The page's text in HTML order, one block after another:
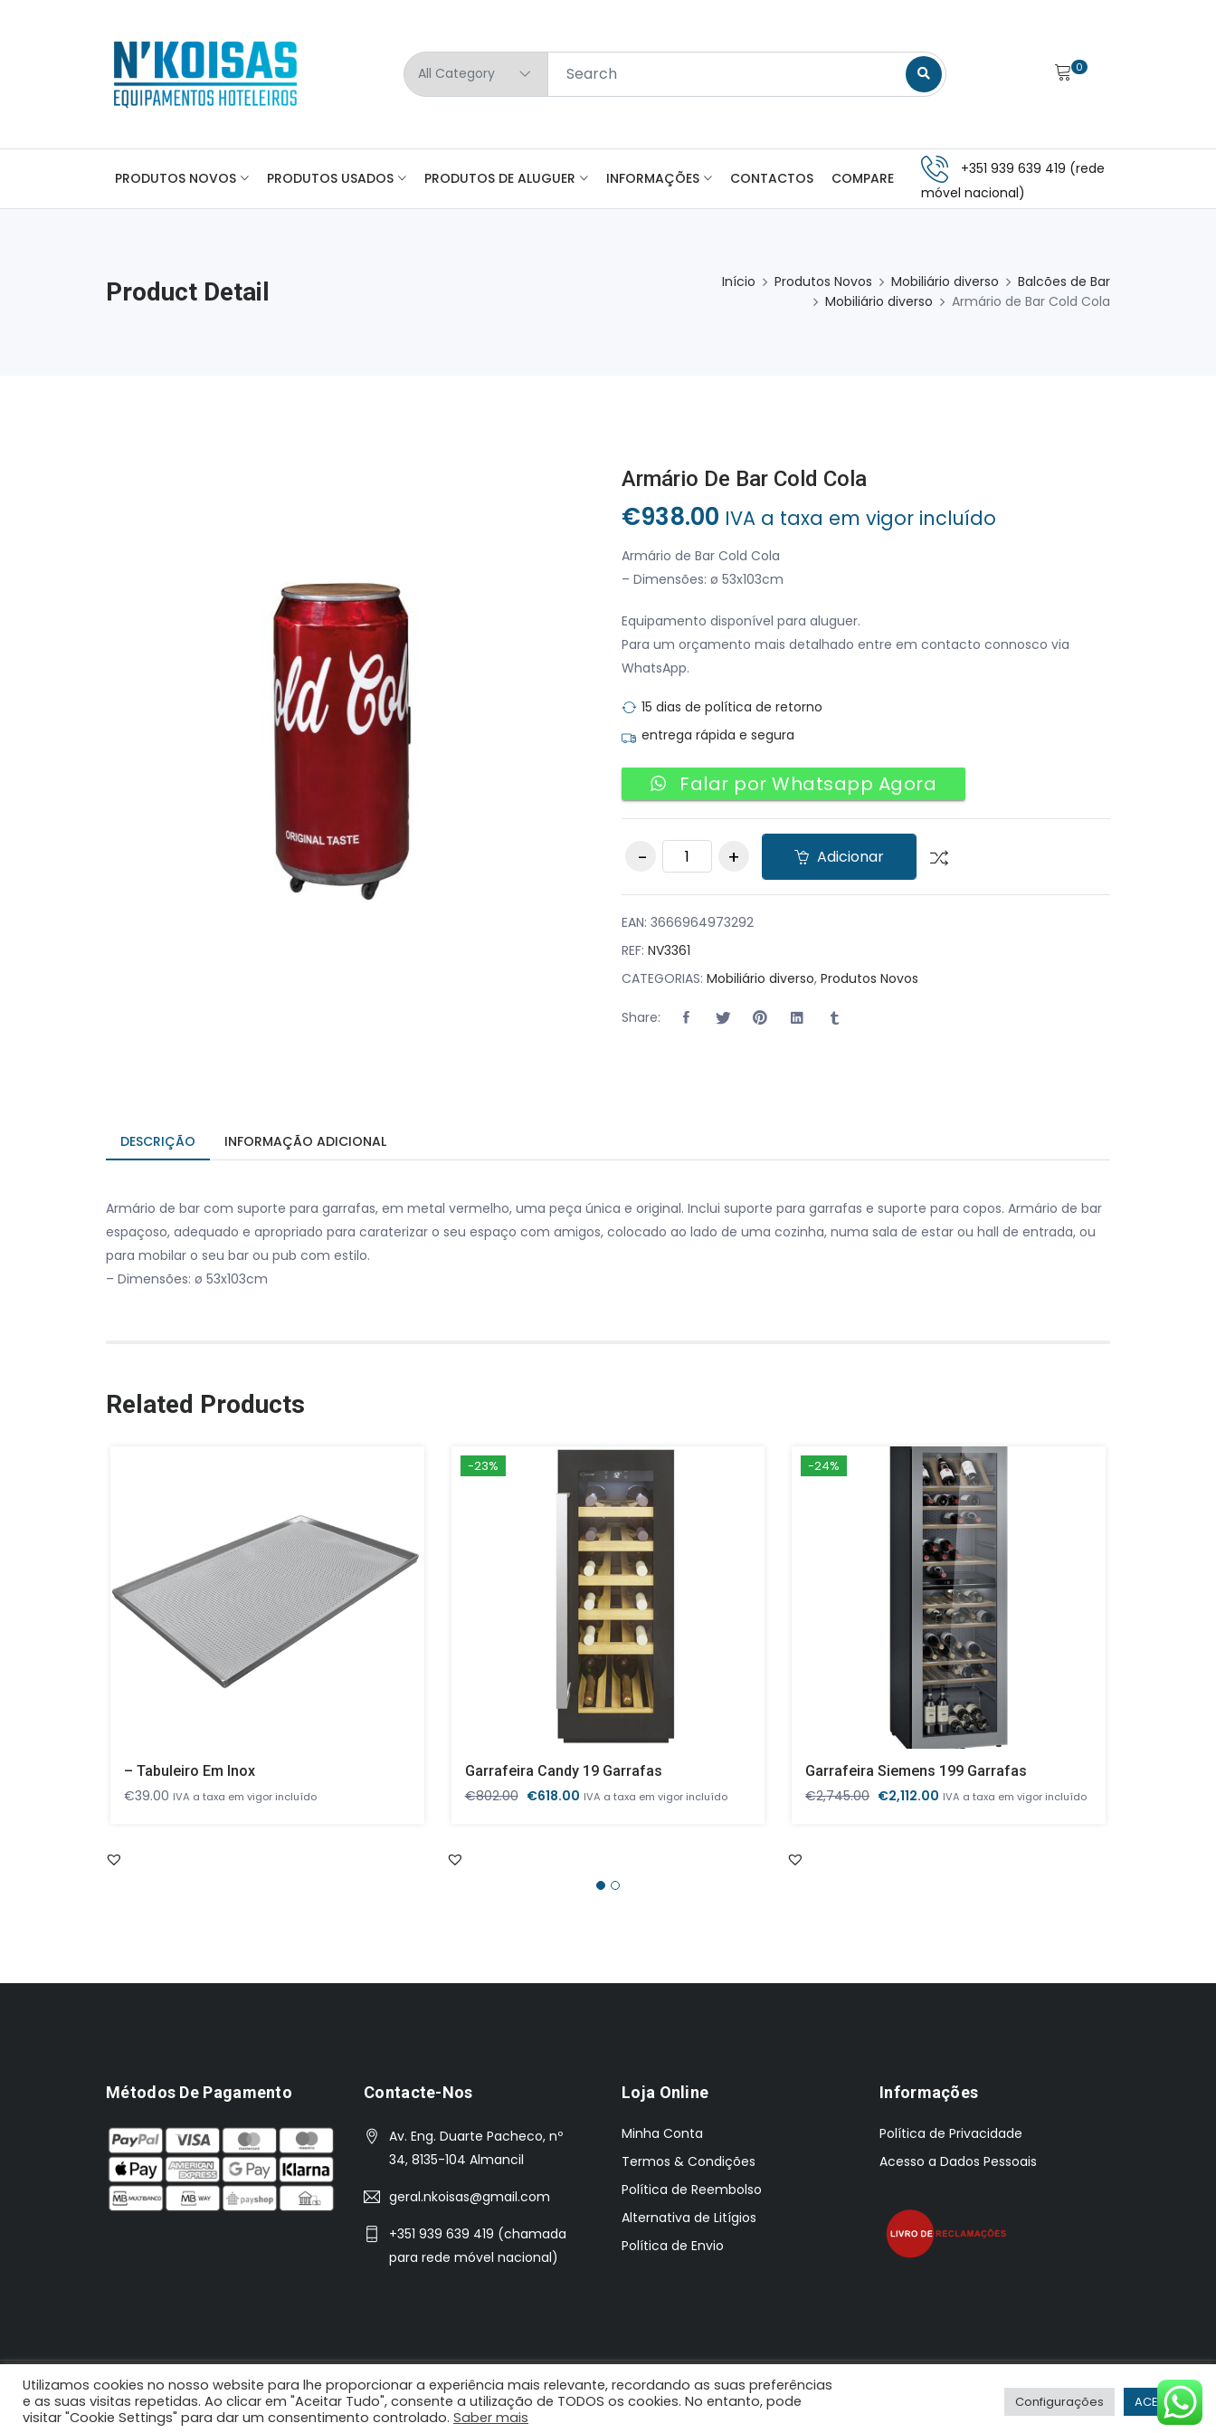
PROMOÇÕES Válido de 1 de Agosto a 31 de Agosto de 2026.
0
PRODUTOS NOVOS PRODUTOS USADOS PRODUTOS DE ALUGUER INFORMAÇÕES CONTACTOS COMPARE
+351 939 639 419 (rede
móvel nacional)
Product Detail Início Produtos Novos Mobiliário diverso
⁠⁠⁠⁠Balcões de Bar
Mobiliário diverso
Armário de Bar Cold Cola
Armário De Bar Cold Cola
€938.00 IVA a taxa em vigor incluído
Armário de Bar Cold Cola
– Dimensões: ø 53x103cm
Equipamento disponível para aluguer.
Para um orçamento mais detalhado entre em contacto connosco via
WhatsApp.
15 dias de política de retorno
entrega rápida e segura
Falar por Whatsapp Agora
Armário de Bar Cold
Cola quantity
Adicionar
EAN: 3666964973292
REF: NV3361
CATEGORIAS: Mobiliário diverso, Produtos Novos
Share:
DESCRIÇÃO INFORMAÇÃO ADICIONAL
Armário de bar com suporte para garrafas, em metal vermelho, uma peça única e original. Inclui suporte para garrafas e suporte para copos. Armário de bar
espaçoso, adequado e apropriado para caraterizar o seu espaço com amigos, colocado ao lado de uma cozinha, numa sala de estar ou hall de entrada, ou
para mobilar o seu bar ou pub com estilo.
– Dimensões: ø 53x103cm
Related Products
– Tabuleiro Em Inox
€39.00 IVA a taxa em vigor incluído
-23%
Garrafeira Candy 19 Garrafas
€802.00 O
€618.00OIVA a taxa em vigor incluído
-24%
Garrafeira Siemens 199 Garrafas
€2,745.00 O
€2,112.00 O
IVA a taxa em vigor incluído
Métodos De Pagamento Contacte-Nos
Av. Eng. Duarte Pacheco, nº
34, 8135-104 Almancil
geral.nkoisas@gmail.com
+351 939 639 419 (chamada
para rede móvel nacional)
Loja Online
Minha Conta
Termos & Condições
Política de Reembolso
Alternativa de Litígios
Política de Envio
Informações
Política de Privacidade
Acesso a Dados Pessoais
2021 N'Koisas © Todos os direitos reservados | Design by: Pombaldata
Utilizamos cookies no nosso website para lhe proporcionar a experiência mais relevante, recordando as suas preferências
e as suas visitas repetidas. Ao clicar em "Aceitar Tudo", consente a utilização de TODOS os cookies. No entanto, pode
visitar "Cookie Settings" para dar um consentimento controlado. Saber mais
Configurações ACEITAR